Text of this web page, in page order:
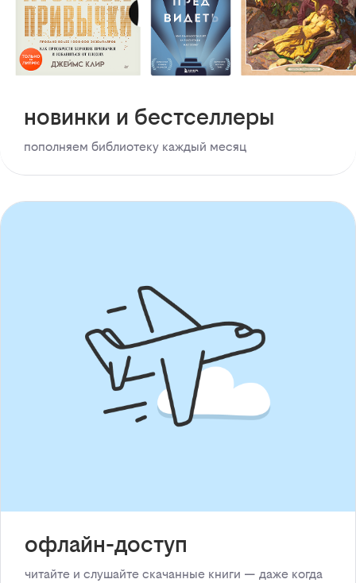
новинки и бестселлеры
пополняем библиотеку каждый месяц
офлайн-доступ
читайте и слушайте скачанные книги — даже когда